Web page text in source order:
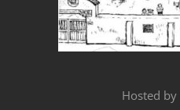
Hosted by